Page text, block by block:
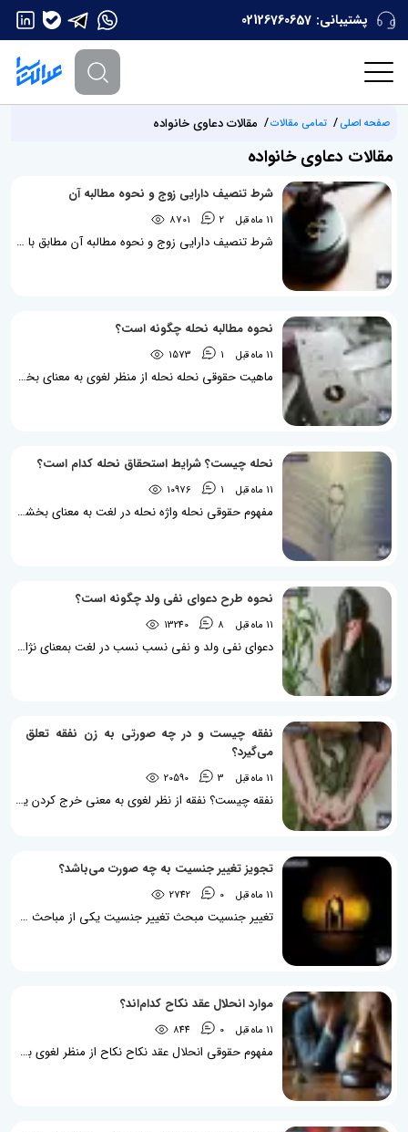
پشتیبانی: 02126760657
صفحه اصلی تمامی مقالات مقالات دعاوی خانواده
مقالات دعاوی خانواده
شرط تنصیف دارایی زوج و نحوه مطالبه آن
11 ماه قبل 2
8701
شرط تنصیف دارایی زوج و نحوه مطالبه آن مطابق با مندرجات قانونی موجود، بالاخص ماده 1119 قانون مدنی، زوجین این حق را دارند که در جهت اجرای اصل حاکمیت اراده، هر شرطی که مخالف با قانون و شرع نباشد را در ضمن عقد ازدواج درج نمایند. مانند حق انتخاب مسکن، حق ادامه تحصیل و‌ ... . یکی از شروطی که می‌توان در ضمن عقد نکاح، شرط و توافق نمود، شرط تنصیف دارایی زوج (نصف شدن اموال) در ازدواج می‌باشد که تحت شرایط خاصی که در قانون مشخص شده است به زوجه تعلق می‌گیرد و بموجب...
نحوه مطالبه نحله چگونه است؟
11 ماه قبل 1
1573
ماهیت حقوقی نحله نحله از منظر لغوی به معنای بخشش به دیگران می‌باشد. در اصطلاح علم حقوق، نحله به مالی اطلاق می‌گردد که بعد از وقوع طلاق، مطابق با تمکن مالی زوج و زحماتی که زوجه در طول زندگی زناشویی انجام داده است تعیین می‌گردد. جهت مطالبه نحله، قانونگذار شرایطی را مقرر نموده است که حتماً می‌بایست رعایت گردد. در مقاله حاضر که توسط گروه وکلای عدالت سرا تحریر یافته است، سعی می‌گردد به تفصیل در خصوص نحوه مطالبه نحله پرداخته شود. نحوه مطالبه نحله نحوه مطالبه نحله بدین صورت می‌باشد که هرگاه دعوای طلاق بنابر درخواست...
نحله چیست؟ شرایط استحقاق نحله کدام است؟
11 ماه قبل 1
10976
مفهوم حقوقی نحله واژه نحله در لغت به معنای بخشش است و برخی از فقها با استناد به آیه 4 سوره نساء، نحله را در واقع بخششی از سوی زوج برای زوجه می‌دانند. نحله در زمره یکی از حقوق مالی است که در شرایط بسیار استثنایی و خاصی، به زوجه تعلق می‌گیرد. در صورتی که درخواست طلاق از سوی زوج مطرح شده باشد و بنابر هر علتی، زوجه مستحق دریافت اجرت‌المثل ایام زوجیت نبوده باشد و دریافت نحله را درخواست نموده باشد، نحله به وی تعلق خواهد گرفت. فلذا باید توجه نمود که نحله در...
نحوه طرح دعوای نفی ولد چگونه است؟
11 ماه قبل 8
13240
دعوای نفی ولد و نفی نسب نسب در لغت بمعنای نژاد و خاندان است و در اصطلاح حقوقی بمعنای وجود رابطه خویشاوندی و خونی میان دو نفر می‌باشد. مانند رابطه میان مادر و فرزند یا پدر و فرزند و ... . دعوای نفی ولد یا نفی نسب به دعوایی گفته می‌شود که پدر، مادر و‌ دیگر خویشاوندان وجود رابطه خونی و خویشاوندی را در خصوص فرد مورد نظر منکر می‌شوند. اگر انکار نسب از سوی پدر صورت گیرد، بدان نفی ولد گفته می‌شود اما اگر این انکار از جانب مادر، پدربزرگ و ... صورت گیرد،...
نفقه چیست و در چه صورتی به زن نفقه تعلق
می‌گیرد؟
11 ماه قبل 3
20590
نفقه چیست؟ نفقه از نظر لغوی به معنی خرج کردن یا تامین هزینه‌های زندگی زن و فرزند است و در قانون مدنی نفقه در ماده 1107 اصلاحی سال 1381 اینگونه تعریف شده است: «نفقه عبارت است از همه نیازهای متعارف و متناسب با وضعیت زن از قبیل مسکن، البسه، غذا، اثاث منزل و هزینه‌های درمانی و بهداشتی و خادم در صورت عادت یا احتیاج به واسطه نقصان یا مرض.». از زمان وقوع عقد نکاح دائم، زن و مرد حقوق و تکالیفی در مقابل یکدیگر پیدا می‌کنند که یکی از این تکالیف که بر عهده مرد...
تجویز تغییر جنسیت به چه صورت می‌باشد؟
11 ماه قبل 0
2742
تغییر جنسیت مبحث تغییر جنسیت یکی از مباحث مهمی می‌باشد که بعضاً برای برخی از خانواده‌ها دارای پیامدها و آثار حقوقی مختلفی می‌باشد. آفرینش انسان بدین نحو می‌باشد که جنسیت آنها یا زن است یا مرد و حالت سومی وجود ندارد فلذا اگر فردی غیر از این دوگونه باشد، دچار اختلال و بیماری خواهد بود. مبحث تغییر جنسیت در دو نوع از انسان‌ها اتفاق می‌افتد که عبارت‌اند از افراد دو جنسی و افراد تراجنسیتی. تغییر جنسیت چه در ایران چه در کشورهای دیگر، پروسه‌ای پیچیده و زمان‌بر دارد و شامل چندین مرحله از جمله مصاحبه‌های...
موارد انحلال عقد نکاح کدام‌اند؟
11 ماه قبل 0
844
مفهوم حقوقی انحلال عقد نکاح نکاح از منظر لغوی به معنای پیوستن می‌باشد و در اصطلاح علم حقوق، عقد نکاح به پیمان زناشویی گفته می‌شود که عبارت است از توافق زن و مرد جهت ایجاد زندگی مشترک که به صورت دائم یا موقت میان زوجین منعقد می‌شود. علی‌الاصول زمانی که عقد نکاح به صورت صحیح میان زوج و زوجه منعقد می‌گردد، تابع شرایط عمومی قراردادها بوده و میان آنان لازم‌الاجرا خواهد بود. فلذا انحلال عقد نکاح، صرفاً معطوف به شرایطی خواهد بود که توسط قانونگذار پیش‌بینی شده باشد که در ماده 1120 قانون مدنی بدان پرداخته...